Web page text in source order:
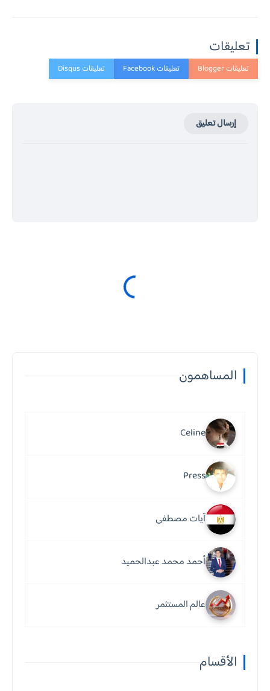
تعليقات
إرسال تعليق
المساهمون
Celine
Press
آيات مصطفى
أحمد محمد عبدالحميد
عالم المستثمر
الأقسام